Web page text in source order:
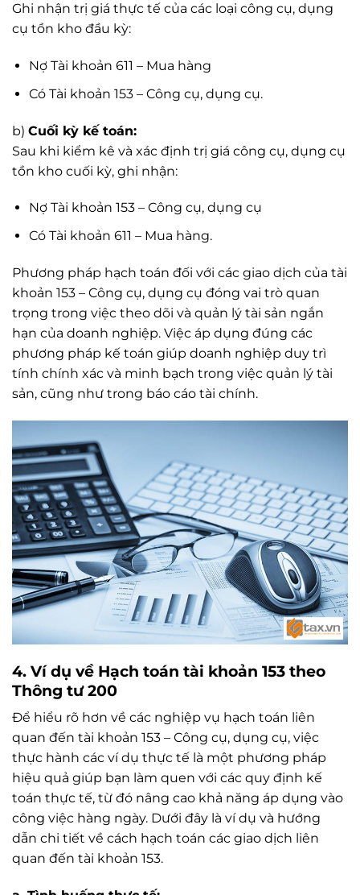
Ghi nhận trị giá thực tế của các loại công cụ, dụng
cụ tồn kho đầu kỳ:
Nợ Tài khoản 611 – Mua hàng
Có Tài khoản 153 – Công cụ, dụng cụ.
b) Cuối kỳ kế toán:
Sau khi kiểm kê và xác định trị giá công cụ, dụng cụ
tồn kho cuối kỳ, ghi nhận:
Nợ Tài khoản 153 – Công cụ, dụng cụ
Có Tài khoản 611 – Mua hàng.
Phương pháp hạch toán đối với các giao dịch của tài
khoản 153 – Công cụ, dụng cụ đóng vai trò quan
trọng trong việc theo dõi và quản lý tài sản ngắn
hạn của doanh nghiệp. Việc áp dụng đúng các
phương pháp kế toán giúp doanh nghiệp duy trì
tính chính xác và minh bạch trong việc quản lý tài
sản, cũng như trong báo cáo tài chính.
4. Ví dụ về Hạch toán tài khoản 153 theo
Thông tư 200
Để hiểu rõ hơn về các nghiệp vụ hạch toán liên
quan đến tài khoản 153 – Công cụ, dụng cụ, việc
thực hành các ví dụ thực tế là một phương pháp
hiệu quả giúp bạn làm quen với các quy định kế
toán thực tế, từ đó nâng cao khả năng áp dụng vào
công việc hàng ngày. Dưới đây là ví dụ và hướng
dẫn chi tiết về cách hạch toán các giao dịch liên
quan đến tài khoản 153.